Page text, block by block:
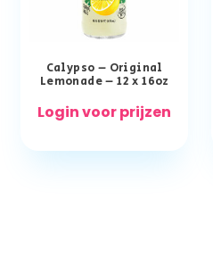
Calypso – Original
Lemonade – 12 x 16oz
Login voor prijzen